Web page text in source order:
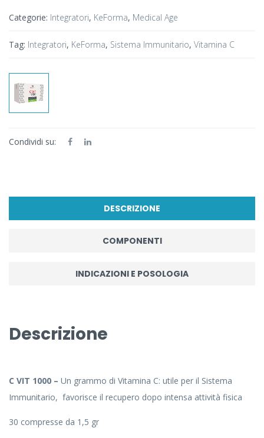
Categorie: Integratori, KeForma, Medical Age
Tag: Integratori, KeForma, Sistema Immunitario, Vitamina C
Condividi su:
DESCRIZIONE
COMPONENTI
INDICAZIONI E POSOLOGIA
Descrizione
C VIT 1000 – Un grammo di Vitamina C: utile per il Sistema
Immunitario, favorisce il recupero dopo intensa attività fisica
30 compresse da 1,5 gr